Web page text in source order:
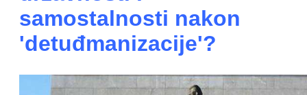
samostalnosti nakon
'detuđmanizacije'?